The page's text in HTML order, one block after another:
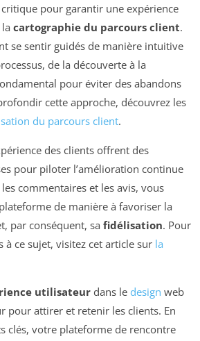
pour garantir une expérience
cartographie du parcours client.
se sentir guidés de manière intuitive
de la découverte à la
pour éviter des abandons
cette approche, découvrez les
du parcours client.
des clients offrent des
pour piloter l’amélioration continue
les commentaires et les avis, vous
de manière à favoriser la
par conséquent, sa fidélisation. Pour
à ce sujet, visitez cet article sur la
utilisateur dans le design web
pour attirer et retenir les clients. En
clés, votre plateforme de rencontre